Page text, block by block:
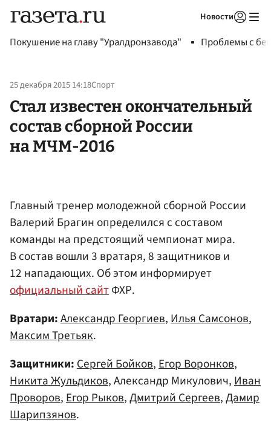
Новости
Покушение на главу "Уралдронзавода" Проблемы с
25 декабря 2015 14:18Спорт
Стал известен окончательный
состав сборной России
на МЧМ-2016
Главный тренер молодежной сборной России
Валерий Брагин определился с составом
команды на предстоящий чемпионат мира.
В состав вошли 3 вратаря, 8 защитников и
12 нападающих. Об этом информирует
официальный сайтФХР.
Вратари:Александр Георгиев,Илья Самсонов,
Максим Третьяк.
Защитники:Сергей Бойков,Егор Воронков,
Никита Жульдиков, Александр Микулович,Иван
Проворов,Егор Рыков,Дмитрий Сергеев,Дамир
Шарипзянов.